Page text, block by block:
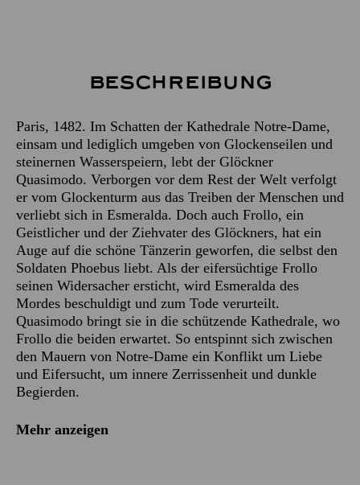
Beschreibung
Paris, 1482. Im Schatten der Kathedrale Notre-Dame,
einsam und lediglich umgeben von Glockenseilen und
steinernen Wasserspeiern, lebt der Glöckner
Quasimodo. Verborgen vor dem Rest der Welt verfolgt
er vom Glockenturm aus das Treiben der Menschen und
verliebt sich in Esmeralda. Doch auch Frollo, ein
Geistlicher und der Ziehvater des Glöckners, hat ein
Auge auf die schöne Tänzerin geworfen, die selbst den
Soldaten Phoebus liebt. Als der eifersüchtige Frollo
seinen Widersacher ersticht, wird Esmeralda des
Mordes beschuldigt und zum Tode verurteilt.
Quasimodo bringt sie in die schützende Kathedrale, wo
Frollo die beiden erwartet. So entspinnt sich zwischen
den Mauern von Notre-Dame ein Konflikt um Liebe
und Eifersucht, um innere Zerrissenheit und dunkle
Begierden.
Mehr anzeigen